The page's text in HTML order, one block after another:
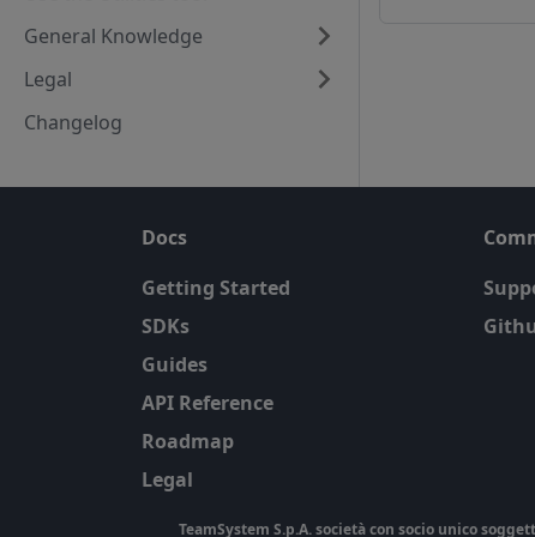
General Knowledge
Legal
Changelog
Docs
Getting Started
SDKs
Guides
API Reference
Roadmap
Legal
TeamSystem S.p.A. società con socio unico